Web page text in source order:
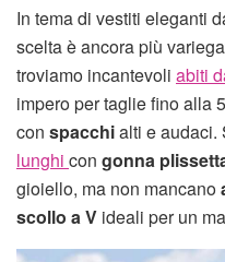
In tema di vestiti eleganti
scelta è ancora più
troviamo incantevoli abiti
impero per taglie fino alla
con spacchialti e audaci.
lunghi con gonna
gioiello, ma non mancano
scollo a V ideali per un